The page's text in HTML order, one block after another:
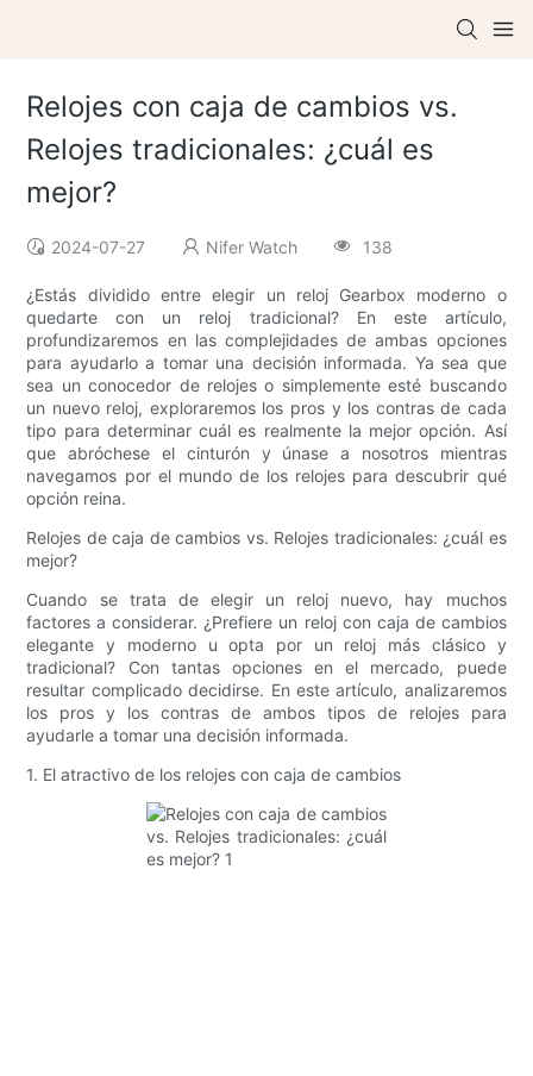
Relojes con caja de cambios vs.
Relojes tradicionales: ¿cuál es
mejor?
2024-07-27 Nifer Watch 138
¿Estás dividido entre elegir un reloj Gearbox moderno o
quedarte con un reloj tradicional? En este artículo,
profundizaremos en las complejidades de ambas opciones
para ayudarlo a tomar una decisión informada. Ya sea que
sea un conocedor de relojes o simplemente esté buscando
un nuevo reloj, exploraremos los pros y los contras de cada
tipo para determinar cuál es realmente la mejor opción. Así
que abróchese el cinturón y únase a nosotros mientras
navegamos por el mundo de los relojes para descubrir qué
opción reina.
Relojes de caja de cambios vs. Relojes tradicionales: ¿cuál es
mejor?
Cuando se trata de elegir un reloj nuevo, hay muchos
factores a considerar. ¿Prefiere un reloj con caja de cambios
elegante y moderno u opta por un reloj más clásico y
tradicional? Con tantas opciones en el mercado, puede
resultar complicado decidirse. En este artículo, analizaremos
los pros y los contras de ambos tipos de relojes para
ayudarle a tomar una decisión informada.
1. El atractivo de los relojes con caja de cambios